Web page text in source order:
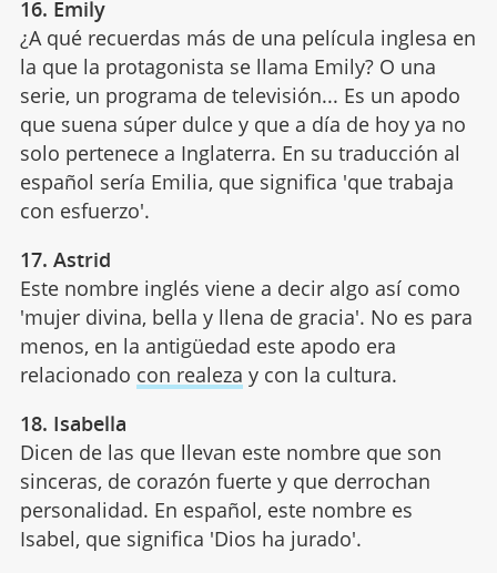
16. Emily
¿A qué recuerdas más de una película inglesa en
la que la protagonista se llama Emily? O una
serie, un programa de televisión... Es un apodo
que suena súper dulce y que a día de hoy ya no
solo pertenece a Inglaterra. En su traducción al
español sería Emilia, que significa 'que trabaja
con esfuerzo'.
17. Astrid
Este nombre inglés viene a decir algo así como
'mujer divina, bella y llena de gracia'. No es para
menos, en la antigüedad este apodo era
relacionado con realeza y con la cultura.
18. Isabella
Dicen de las que llevan este nombre que son
sinceras, de corazón fuerte y que derrochan
personalidad. En español, este nombre es
Isabel, que significa 'Dios ha jurado'.